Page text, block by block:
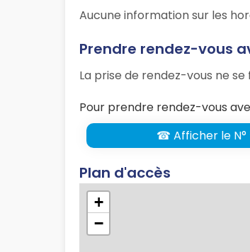
Aucune information sur les
Prendre rendez-vous
La prise de rendez-vous ne
Pour prendre rendez-vous
☎ Afficher le N°
Plan d'accès
+
−